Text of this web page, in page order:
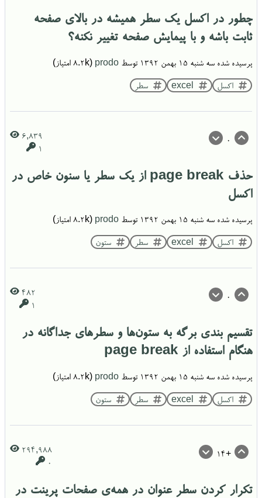
چطور در اکسل یک سطر همیشه در بالای صفحه
ثابت باشه و با پیمایش صفحه تغییر نکنه؟
پرسیده شده سه شنبه ۱۵ بهمن ۱۳۹۲ توسط prodo
(
8.2k امتیاز)
اکسل excel سطر
0
6,839
1
حذف page break از یک سطر یا سنون خاص در
اکسل
پرسیده شده سه شنبه ۱۵ بهمن ۱۳۹۲ توسط prodo
(
8.2k امتیاز)
اکسل excel سطر ستون
0
482
1
تقسیم بندی برگه به ستون‌ها و سطرهای جداگانه در
هنگام استفاده از page break
پرسیده شده سه شنبه ۱۵ بهمن ۱۳۹۲ توسط prodo
(
8.2k امتیاز)
اکسل excel سطر ستون
+14
294,988
0
تکرار کردن سطر عنوان در همه‌ی صفحات پرینت در